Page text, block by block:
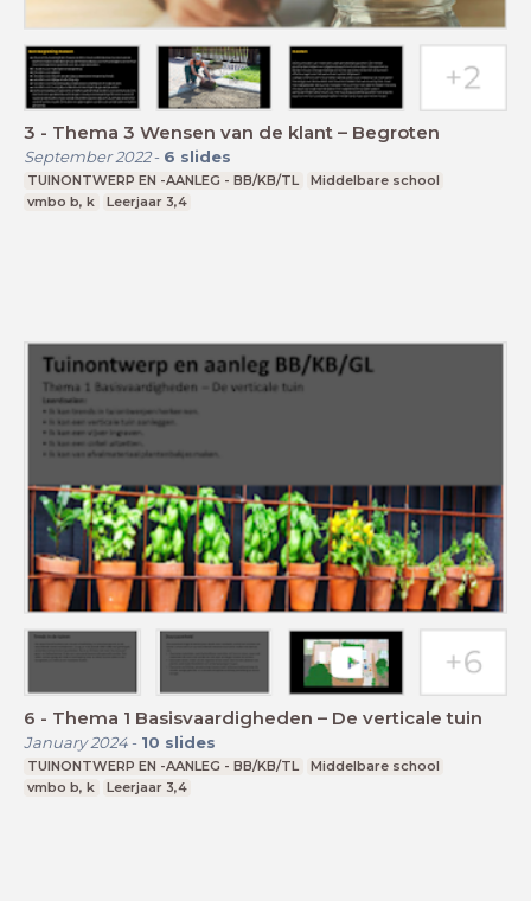
3 - Thema 3 Wensen van de klant – Begroten
September 2022- 6 slides
TUINONTWERP EN -AANLEG - BB/KB/TL
Middelbare school
vmbo b, k
Leerjaar 3,4
6 - Thema 1 Basisvaardigheden – De verticale tuin
January 2024- 10 slides
TUINONTWERP EN -AANLEG - BB/KB/TL
Middelbare school
vmbo b, k
Leerjaar 3,4